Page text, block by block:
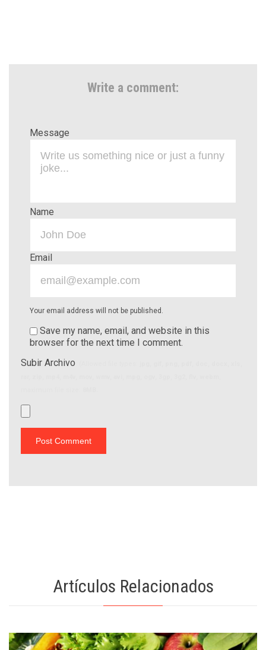
Write a comment:
Message
Name
Email
Your email address will not be published.
Save my name, email, and website in this
browser for the next time I comment.
Subir Archivo
Artículos Relacionados